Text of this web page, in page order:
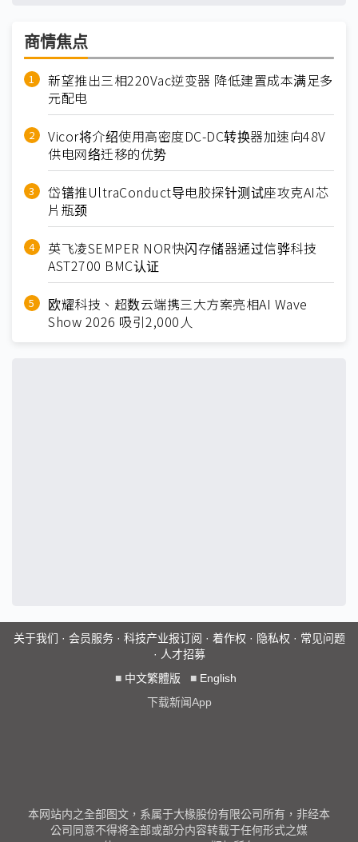
商情焦点
新望推出三相220Vac逆变器 降低建置成本满足多
元配电
Vicor将介绍使用高密度DC-DC转换器加速向48V
供电网络迁移的优势
岱镨推UltraConduct导电胶探针测试座攻克AI芯
片瓶颈
英飞凌SEMPER NOR快闪存储器通过信骅科技
AST2700 BMC认证
欧耀科技、超数云端携三大方案亮相AI Wave
Show 2026 吸引2,000人
关于我们 · 会员服务· 科技产业报订阅 · 着作权 · 隐私权 · 常见问题
· 人才招募
■ 中文繁體版 ■ English
下载新闻App
本网站内之全部图文，系属于大椽股份有限公司所有，非经本
公司同意不得将全部或部分内容转载于任何形式之媒